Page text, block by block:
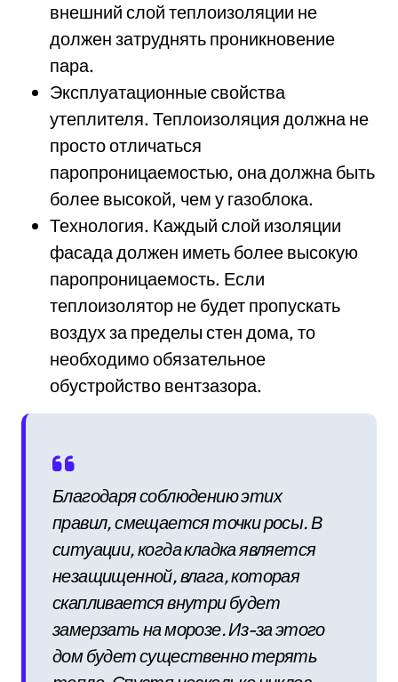
внешний слой теплоизоляции не
должен затруднять проникновение
пара.
Эксплуатационные свойства
утеплителя. Теплоизоляция должна не
просто отличаться
паропроницаемостью, она должна быть
более высокой, чем у газоблока.
Технология. Каждый слой изоляции
фасада должен иметь более высокую
паропроницаемость. Если
теплоизолятор не будет пропускать
воздух за пределы стен дома, то
необходимо обязательное
обустройство вентзазора.
Благодаря соблюдению этих
правил, смещается точки росы. В
ситуации, когда кладка является
незащищенной, влага, которая
скапливается внутри будет
замерзать на морозе. Из-за этого
дом будет существенно терять